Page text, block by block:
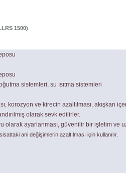
1500)
sistemleri, su ısıtma sistemleri
korozyon ve kirecin azaltılması, akışkan
olarak sevk edilirler.
olarak ayarlanması, güvenilir bir işletim ve
ani değişimlerin azaltılması için kullanılır.